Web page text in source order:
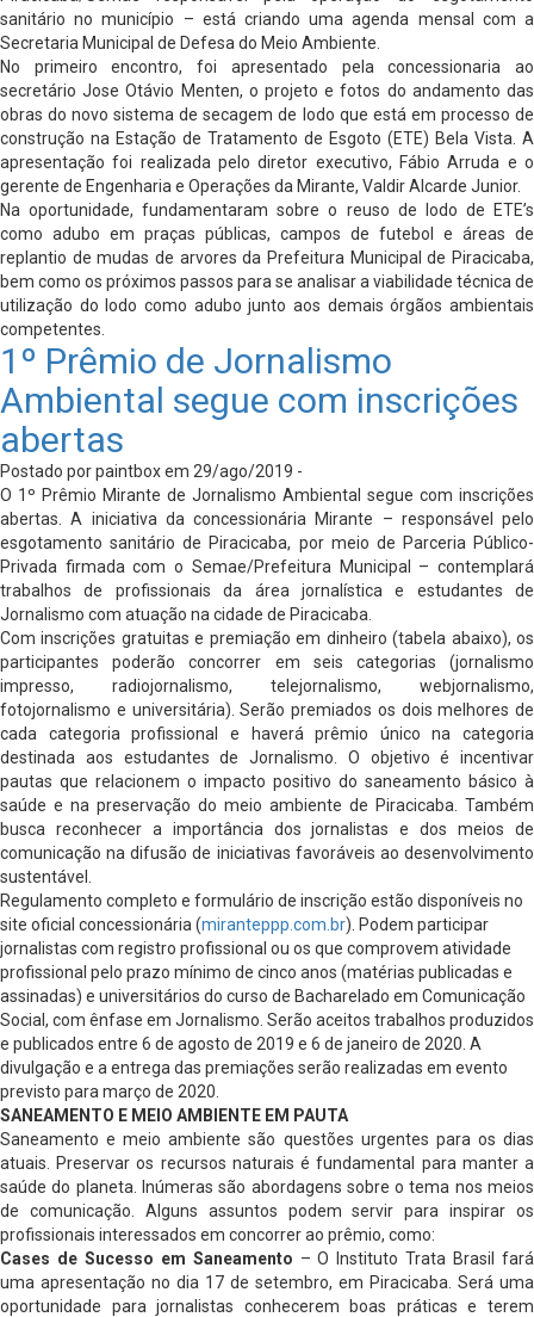
sanitário no município – está criando uma agenda mensal com a
Secretaria Municipal de Defesa do Meio Ambiente.
No primeiro encontro, foi apresentado pela concessionaria ao
secretário Jose Otávio Menten, o projeto e fotos do andamento das
obras do novo sistema de secagem de lodo que está em processo de
construção na Estação de Tratamento de Esgoto (ETE) Bela Vista. A
apresentação foi realizada pelo diretor executivo, Fábio Arruda e o
gerente de Engenharia e Operações da Mirante, Valdir Alcarde Junior.
Na oportunidade, fundamentaram sobre o reuso de lodo de ETE’s
como adubo em praças públicas, campos de futebol e áreas de
replantio de mudas de arvores da Prefeitura Municipal de Piracicaba,
bem como os próximos passos para se analisar a viabilidade técnica de
utilização do lodo como adubo junto aos demais órgãos ambientais
competentes.
1º Prêmio de Jornalismo
Ambiental segue com inscrições
abertas
Postado por paintbox em 29/ago/2019 -
O 1º Prêmio Mirante de Jornalismo Ambiental segue com inscrições
abertas. A iniciativa da concessionária Mirante – responsável pelo
esgotamento sanitário de Piracicaba, por meio de Parceria Público-
Privada firmada com o Semae/Prefeitura Municipal – contemplará
trabalhos de profissionais da área jornalística e estudantes de
Jornalismo com atuação na cidade de Piracicaba.
Com inscrições gratuitas e premiação em dinheiro (tabela abaixo), os
participantes poderão concorrer em seis categorias (jornalismo
impresso, radiojornalismo, telejornalismo, webjornalismo,
fotojornalismo e universitária). Serão premiados os dois melhores de
cada categoria profissional e haverá prêmio único na categoria
destinada aos estudantes de Jornalismo. O objetivo é incentivar
pautas que relacionem o impacto positivo do saneamento básico à
saúde e na preservação do meio ambiente de Piracicaba. Também
busca reconhecer a importância dos jornalistas e dos meios de
comunicação na difusão de iniciativas favoráveis ao desenvolvimento
sustentável.
Regulamento completo e formulário de inscrição estão disponíveis no
site oficial concessionária (miranteppp.com.br). Podem participar
jornalistas com registro profissional ou os que comprovem atividade
profissional pelo prazo mínimo de cinco anos (matérias publicadas e
assinadas) e universitários do curso de Bacharelado em Comunicação
Social, com ênfase em Jornalismo. Serão aceitos trabalhos produzidos
e publicados entre 6 de agosto de 2019 e 6 de janeiro de 2020. A
divulgação e a entrega das premiações serão realizadas em evento
previsto para março de 2020.
SANEAMENTO E MEIO AMBIENTE EM PAUTA
Saneamento e meio ambiente são questões urgentes para os dias
atuais. Preservar os recursos naturais é fundamental para manter a
saúde do planeta. Inúmeras são abordagens sobre o tema nos meios
de comunicação. Alguns assuntos podem servir para inspirar os
profissionais interessados em concorrer ao prêmio, como:
Cases de Sucesso em Saneamento – O Instituto Trata Brasil fará
uma apresentação no dia 17 de setembro, em Piracicaba. Será uma
oportunidade para jornalistas conhecerem boas práticas e terem